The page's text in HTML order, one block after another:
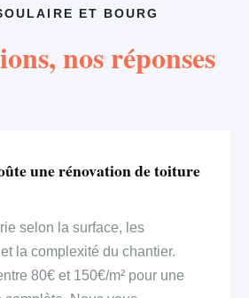
ET BOURG
nos réponses
une rénovation de toiture
selon la surface, les
la complexité du chantier.
80€ et 150€/m² pour une